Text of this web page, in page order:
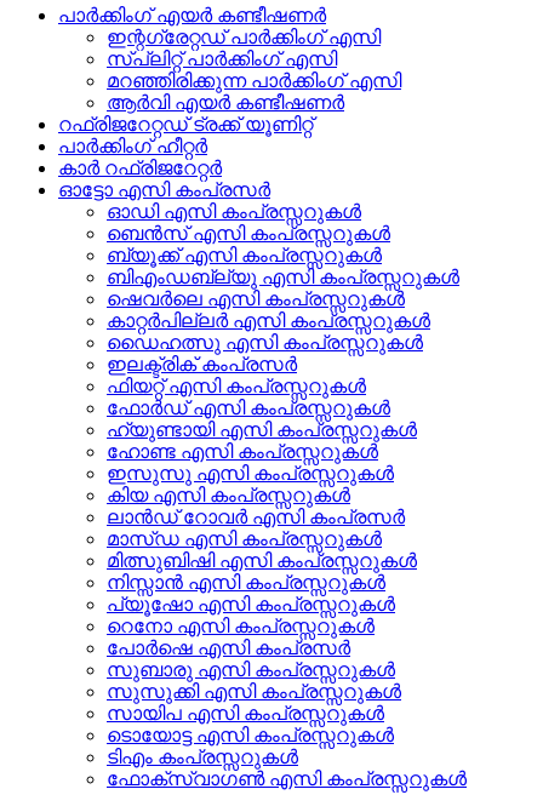
പാർക്കിംഗ് എയർ കണ്ടീഷണർ
ഇന്റഗ്രേറ്റഡ് പാർക്കിംഗ് എസി
സ്പ്ലിറ്റ് പാർക്കിംഗ് എസി
മറഞ്ഞിരിക്കുന്ന പാർക്കിംഗ് എസി
ആർവി എയർ കണ്ടീഷണർ
റഫ്രിജറേറ്റഡ് ട്രക്ക് യൂണിറ്റ്
പാർക്കിംഗ് ഹീറ്റർ
കാർ റഫ്രിജറേറ്റർ
ഓട്ടോ എസി കംപ്രസർ
ഓഡി എസി കംപ്രസ്സറുകൾ
ബെൻസ് എസി കംപ്രസ്സറുകൾ
ബ്യൂക്ക് എസി കംപ്രസ്സറുകൾ
ബിഎംഡബ്ല്യു എസി കംപ്രസ്സറുകൾ
ഷെവർലെ എസി കംപ്രസ്സറുകൾ
കാറ്റർപില്ലർ എസി കംപ്രസ്സറുകൾ
ഡൈഹത്സു എസി കംപ്രസ്സറുകൾ
ഇലക്ട്രിക് കംപ്രസർ
ഫിയറ്റ് എസി കംപ്രസ്സറുകൾ
ഫോർഡ് എസി കംപ്രസ്സറുകൾ
ഹ്യുണ്ടായി എസി കംപ്രസ്സറുകൾ
ഹോണ്ട എസി കംപ്രസ്സറുകൾ
ഇസുസു എസി കംപ്രസ്സറുകൾ
കിയ എസി കംപ്രസ്സറുകൾ
ലാൻഡ് റോവർ എസി കംപ്രസർ
മാസ്ഡ എസി കംപ്രസ്സറുകൾ
മിത്സുബിഷി എസി കംപ്രസ്സറുകൾ
നിസ്സാൻ എസി കംപ്രസ്സറുകൾ
പ്യൂഷോ എസി കംപ്രസ്സറുകൾ
റെനോ എസി കംപ്രസ്സറുകൾ
പോർഷെ എസി കംപ്രസർ
സുബാരു എസി കംപ്രസ്സറുകൾ
സുസുക്കി എസി കംപ്രസ്സറുകൾ
സായിപ എസി കംപ്രസ്സറുകൾ
ടൊയോട്ട എസി കംപ്രസ്സറുകൾ
ടിഎം കംപ്രസ്സറുകൾ
ഫോക്‌സ്‌വാഗൺ എസി കംപ്രസ്സറുകൾ